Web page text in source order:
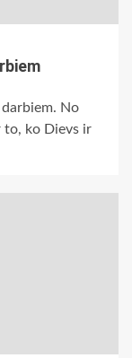
No
to, ko Dievs ir